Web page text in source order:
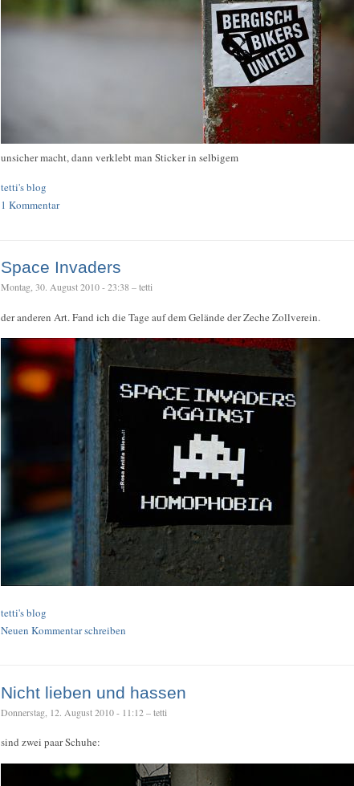
unsicher macht, dann verklebt man Sticker in selbigem
tetti's blog
1 Kommentar
Space Invaders
Montag, 30. August 2010 - 23:38 – tetti
der anderen Art. Fand ich die Tage auf dem Gelände der Zeche Zollverein.
tetti's blog
Neuen Kommentar schreiben
Nicht lieben und hassen
Donnerstag, 12. August 2010 - 11:12 – tetti
sind zwei paar Schuhe: